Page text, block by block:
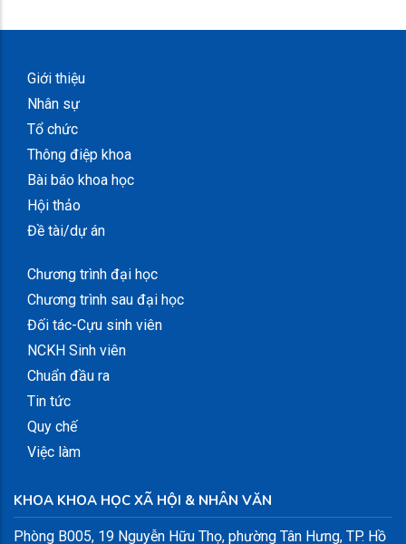
Giới thiệu
Nhân sự
Tổ chức
Thông điệp khoa
Bài báo khoa học
Hội thảo
Đề tài/dự án
Chương trình đại học
Chương trình sau đại học
Đối tác-Cựu sinh viên
NCKH Sinh viên
Chuẩn đầu ra
Tin tức
Quy chế
Việc làm
KHOA KHOA HỌC XÃ HỘI & NHÂN VĂN
Phòng B005, 19 Nguyễn Hữu Thọ, phường Tân Hưng, TP. Hồ